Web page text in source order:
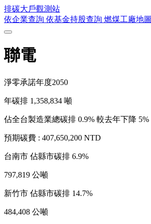
排碳大戶觀測站
依企業查詢 依基金持股查詢 燃煤工廠地圖
聯電
淨零承諾年度2050
年碳排 1,358,834 噸
佔全台製造業總碳排 0.9% 較去年下降 5%
預期碳費 : 407,650,200 NTD
台南市 佔縣市碳排 6.9%
797,819 公噸
新竹市 佔縣市碳排 14.7%
484,408 公噸